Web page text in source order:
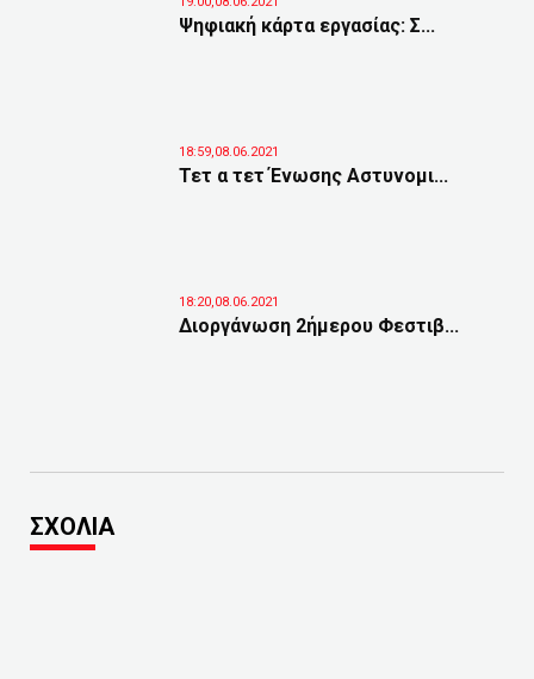
Ψηφιακή κάρτα εργασίας: Σ...
18:59,08.06.2021
Τετ α τετ Ένωσης Αστυνομι...
18:20,08.06.2021
Διοργάνωση 2ήμερου Φεστιβ...
ΣΧΟΛΙΑ